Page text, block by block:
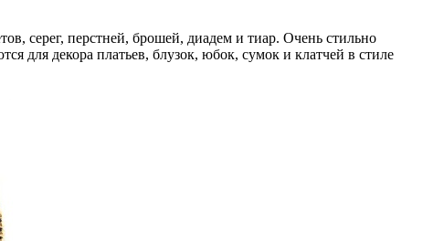
серег, перстней, брошей, диадем и тиар. Очень стильно
для декора платьев, блузок, юбок, сумок и клатчей в стиле